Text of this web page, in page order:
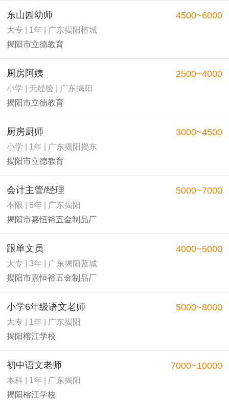
东山园幼师
大专 | 1年 | 广东揭阳榕城
揭阳市立德教育
4500~6000
厨房阿姨
小学 | 无经验 | 广东揭阳
揭阳市立德教育
2500~4000
厨房厨师
小学 | 1年 | 广东揭阳揭东
揭阳市立德教育
3000~4500
会计主管/经理
不限 | 6年 | 广东揭阳
揭阳市嘉恒裕五金制品厂
5000~7000
跟单文员
大专 | 3年 | 广东揭阳蓝城
揭阳市嘉恒裕五金制品厂
4000~5000
小学6年级语文老师
大专 | 1年 | 广东揭阳
揭阳榕江学校
5000~8000
初中语文老师
本科 | 1年 | 广东揭阳
揭阳榕江学校
7000~10000